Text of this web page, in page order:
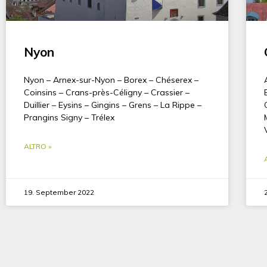
Nyon
Nyon – Arnex-sur-Nyon – Borex – Chéserex –
Coinsins – Crans-près-Céligny – Crassier –
Duillier – Eysins – Gingins – Grens – La Rippe –
Prangins Signy – Trélex
ALTRO »
19. September 2022